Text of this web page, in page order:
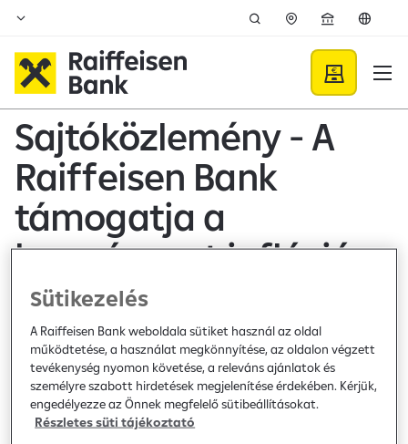
Ugrás a fő tartalomhoz
Hírek - Raiffeisen BANK
Sajtóközlemény - A
Raiffeisen Bank
támogatja a
kormányzat infláció
letörésére irányuló
terveit
Sajtóközlemény / 2025. április 8.
"A Raiffeisen Bank támogatja a Nemzetgazdasági
Sütikezelés
A Raiffeisen Bank weboldala sütiket használ az oldal
működtetése, a használat megkönnyítése, az oldalon végzett
tevékenység nyomon követése, a releváns ajánlatok és
személyre szabott hirdetések megjelenítése érdekében. Kérjük,
engedélyezze az Önnek megfelelő sütibeállításokat.
Részletes süti tájékoztató